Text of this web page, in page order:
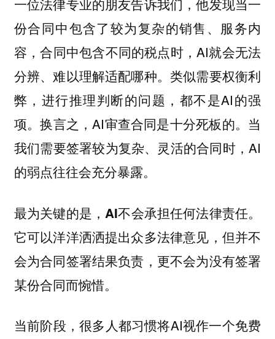
一位法律专业的朋友告诉我们，他发现当一
份合同中包含了较为复杂的销售、服务内
容，合同中包含不同的税点时，AI就会无法
分辨、难以理解适配哪种。类似需要权衡利
弊，进行推理判断的问题，都不是AI的强
项。换言之，AI审查合同是十分死板的。当
我们需要签署较为复杂、灵活的合同时，AI
的弱点往往会充分暴露。
最为关键的是，AI不会承担任何法律责任。
它可以洋洋洒洒提出众多法律意见，但并不
会为合同签署结果负责，更不会为没有签署
某份合同而惋惜。
当前阶段，很多人都习惯将AI视作一个免费